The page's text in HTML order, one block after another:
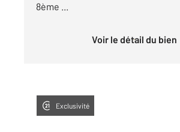
8ème ...
Voir le détail du bien
Exclusivité